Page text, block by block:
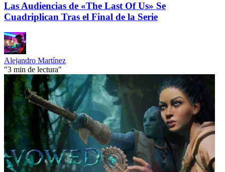
Las Audiencias de «The Last Of Us» Se
Cuadriplican Tras el Final de la Serie
Alejandro Martínez
"3 min de lectura"